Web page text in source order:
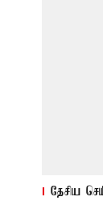
தேசிய